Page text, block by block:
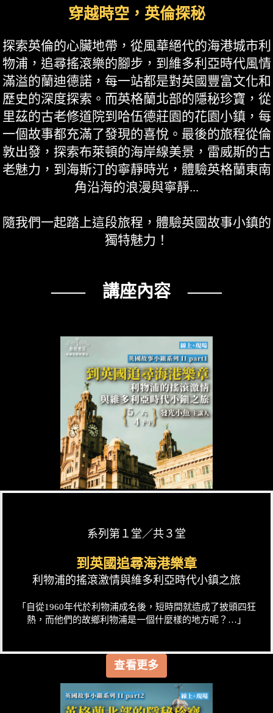
穿越時空，英倫探秘
探索英倫的心臟地帶，從風華絕代的海港城市利
物浦，追尋搖滾樂的腳步，到維多利亞時代風情
滿溢的蘭迪德諾，每一站都是對英國豐富文化和
歷史的深度探索。而英格蘭北部的隱秘珍寶，從
里茲的古老修道院到哈伍德莊園的花園小鎮，每
一個故事都充滿了發現的喜悅。最後的旅程從倫
敦出發，探索布萊頓的海岸線美景，雷威斯的古
老魅力，到海斯汀的寧靜時光，體驗英格蘭東南
角沿海的浪漫與寧靜...
隨我們一起踏上這段旅程，體驗英國故事小鎮的
獨特魅力！
—— 講座內容 ——
系列第１堂／共３堂
到英國追尋海港樂章
利物浦的搖滾激情與維多利亞時代小鎮之旅
「自從1960年代於利物浦成名後，短時間就造成了披頭四狂
熱，而他們的故鄉利物浦是一個什麼樣的地方呢？…」
查看更多